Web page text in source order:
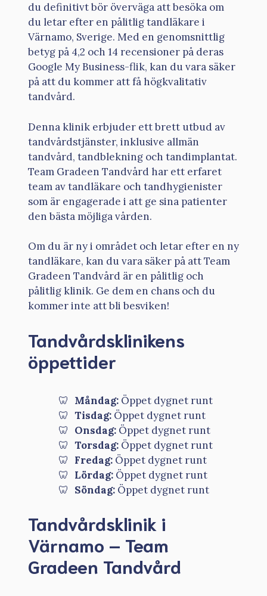
du definitivt bör överväga att besöka om
du letar efter en pålitlig tandläkare i
Värnamo, Sverige. Med en genomsnittlig
betyg på 4,2 och 14 recensioner på deras
Google My Business-flik, kan du vara säker
på att du kommer att få högkvalitativ
tandvård.
Denna klinik erbjuder ett brett utbud av
tandvårdstjänster, inklusive allmän
tandvård, tandblekning och tandimplantat.
Team Gradeen Tandvård har ett erfaret
team av tandläkare och tandhygienister
som är engagerade i att ge sina patienter
den bästa möjliga vården.
Om du är ny i området och letar efter en ny
tandläkare, kan du vara säker på att Team
Gradeen Tandvård är en pålitlig och
pålitlig klinik. Ge dem en chans och du
kommer inte att bli besviken!
Tandvårdsklinikens
öppettider
Måndag: Öppet dygnet runt
Tisdag: Öppet dygnet runt
Onsdag: Öppet dygnet runt
Torsdag: Öppet dygnet runt
Fredag: Öppet dygnet runt
Lördag: Öppet dygnet runt
Söndag: Öppet dygnet runt
Tandvårdsklinik i
Värnamo – Team
Gradeen Tandvård